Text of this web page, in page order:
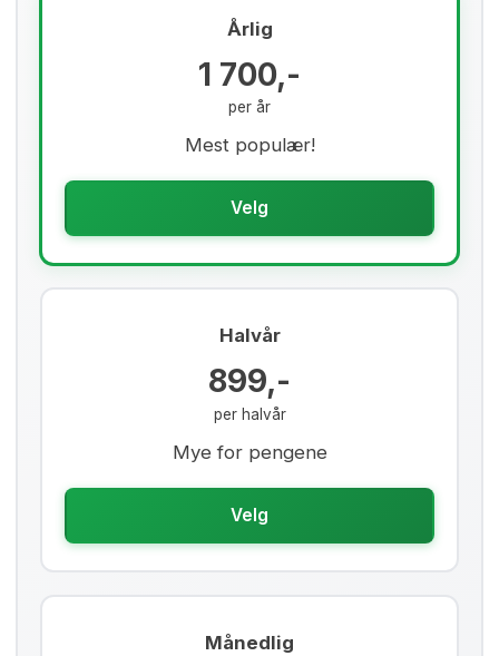
Årlig
1 700,-
per år
Mest populær!
Velg
Halvår
899,-
per halvår
Mye for pengene
Velg
Månedlig